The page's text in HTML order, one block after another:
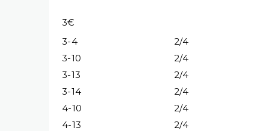
3€
3-4
2/4
3-10
2/4
3-13
2/4
3-14
2/4
4-10
2/4
4-13
2/4